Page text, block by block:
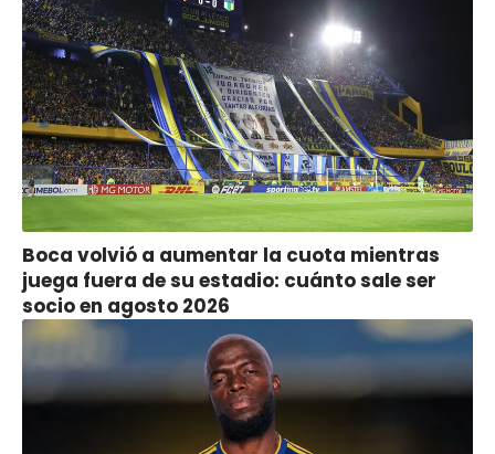
Boca volvió a aumentar la cuota mientras
juega fuera de su estadio: cuánto sale ser
socio en agosto 2026